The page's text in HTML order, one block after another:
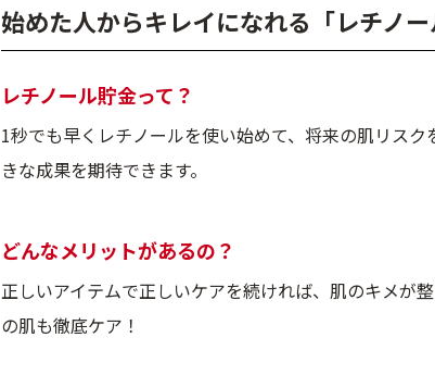
始めた人からキレイになれる「レチノ
レチノール貯金って？
1秒でも早くレチノールを使い始めて、将来の肌リス
きな成果を期待できます。
どんなメリットがあるの？
正しいアイテムで正しいケアを続ければ、肌のキメが
の肌も徹底ケア！